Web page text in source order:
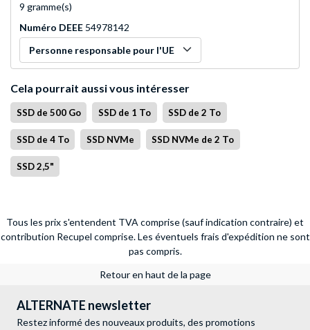
9 gramme(s)
Numéro DEEE 54978142
Personne responsable pour l'UE
Cela pourrait aussi vous intéresser
SSD de 500 Go SSD de 1 To SSD de 2 To
SSD de 4 To SSD NVMe SSD NVMe de 2 To
SSD 2,5"
Tous les prix s'entendent TVA comprise (sauf indication contraire) et
contribution Recupel comprise. Les éventuels frais d'expédition ne sont
pas compris.
Retour en haut de la page
ALTERNATE newsletter
Restez informé des nouveaux produits, des promotions